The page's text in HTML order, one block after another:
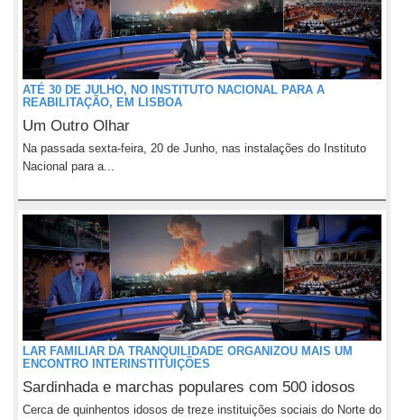
ATÉ 30 DE JULHO, NO INSTITUTO NACIONAL PARA A
REABILITAÇÃO, EM LISBOA
Um Outro Olhar
Na passada sexta-feira, 20 de Junho, nas instalações do Instituto
Nacional para a...
LAR FAMILIAR DA TRANQUILIDADE ORGANIZOU MAIS UM
ENCONTRO INTERINSTITUIÇÕES
Sardinhada e marchas populares com 500 idosos
Cerca de quinhentos idosos de treze instituições sociais do Norte do